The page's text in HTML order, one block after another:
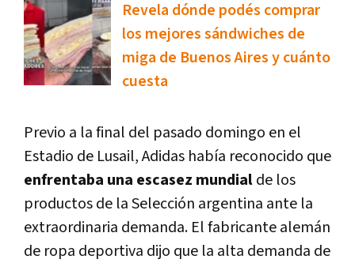
Revela dónde podés comprar
los mejores sándwiches de
miga de Buenos Aires y cuánto
cuesta
Previo a la final del pasado domingo en el
Estadio de Lusail, Adidas había reconocido que
enfrentaba una escasez mundialde los
productos de la Selección argentina ante la
extraordinaria demanda. El fabricante alemán
de ropa deportiva dijo que la alta demanda de